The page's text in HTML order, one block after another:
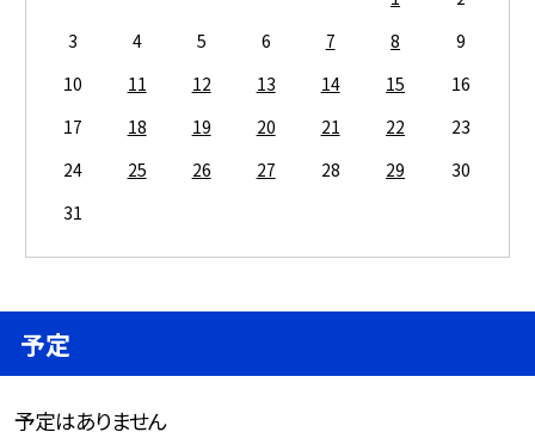
3
4 5 6 7 8
9
10
11 12 13 14 15
16
17
18 19 20 21 22
23
24
25 26 27 28 29
30
31
予定
予定はありません